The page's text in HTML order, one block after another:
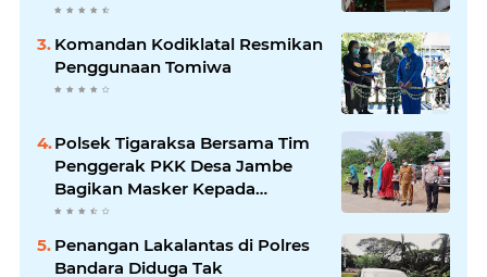
Komandan Kodiklatal Resmikan
Penggunaan Tomiwa
Polsek Tigaraksa Bersama Tim
Penggerak PKK Desa Jambe
Bagikan Masker Kepada
Pengguna Jalan
Penangan Lakalantas di Polres
Bandara Diduga Tak